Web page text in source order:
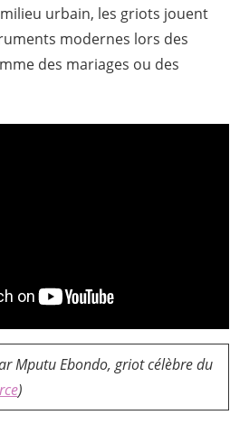
urbain, les griots jouent
modernes lors des
des mariages ou des
Mputu Ebondo, griot célèbre du
)